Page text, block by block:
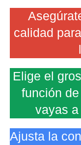
calidad
Elige el
función
vayas a
Ajusta la